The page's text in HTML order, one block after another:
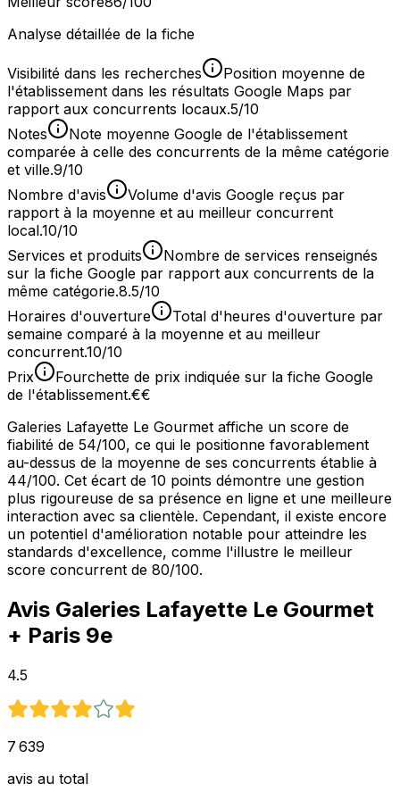
Analyse détaillée de la fiche
Visibilité dans les recherches
Position moyenne de
l'établissement dans les résultats Google Maps par
rapport aux concurrents locaux.5/10
Notes
Note moyenne Google de l'établissement
comparée à celle des concurrents de la même catégorie
et ville.9/10
Nombre d'avis
Volume d'avis Google reçus par
rapport à la moyenne et au meilleur concurrent
local.10/10
Services et produits
Nombre de services renseignés
sur la fiche Google par rapport aux concurrents de la
même catégorie.8.5/10
Horaires d'ouverture
Total d'heures d'ouverture par
semaine comparé à la moyenne et au meilleur
concurrent.10/10
Prix
Fourchette de prix indiquée sur la fiche Google
de l'établissement.€€
Galeries Lafayette Le Gourmet affiche un score de
fiabilité de 54/100, ce qui le positionne favorablement
au-dessus de la moyenne de ses concurrents établie à
44/100. Cet écart de 10 points démontre une gestion
plus rigoureuse de sa présence en ligne et une meilleure
interaction avec sa clientèle. Cependant, il existe encore
un potentiel d'amélioration notable pour atteindre les
standards d'excellence, comme l'illustre le meilleur
score concurrent de 80/100.
Avis Galeries Lafayette Le Gourmet
+ Paris 9e
4.5
7 639
avis au total